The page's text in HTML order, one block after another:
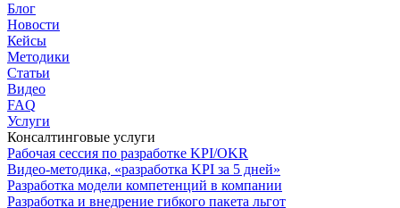
Блог
Новости
Кейсы
Методики
Статьи
Видео
FAQ
Услуги
Консалтинговые услуги
Рабочая сессия по разработке KPI/OKR
Видео-методика, «разработка KPI за 5 дней»
Разработка модели компетенций в компании
Разработка и внедрение гибкого пакета льгот